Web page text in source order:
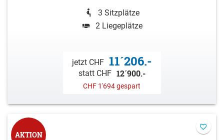
3 Sitzplätze
2 Liegeplätze
jetzt CHF 11´206.-
statt CHF 12´900.-
CHF 1'694 gespart
AKTION